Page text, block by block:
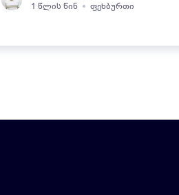
1 წლის წინ
ფეხბურთი